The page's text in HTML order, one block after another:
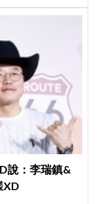
說：李瑞鎮&
XD